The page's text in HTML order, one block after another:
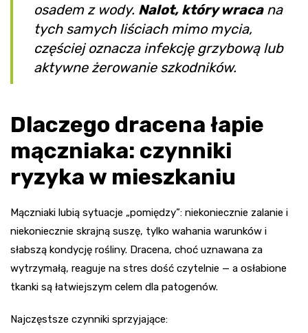
osadem z wody. Nalot, który wracana
tych samych liściach mimo mycia,
częściej oznacza infekcję grzybową lub
aktywne żerowanie szkodników.
Dlaczego dracena łapie
mączniaka: czynniki
ryzyka w mieszkaniu
Mączniaki lubią sytuacje „pomiędzy”: niekoniecznie zalanie i
niekoniecznie skrajną suszę, tylko wahania warunków i
słabszą kondycję rośliny. Dracena, choć uznawana za
wytrzymałą, reaguje na stres dość czytelnie — a osłabione
tkanki są łatwiejszym celem dla patogenów.
Najczęstsze czynniki sprzyjające: